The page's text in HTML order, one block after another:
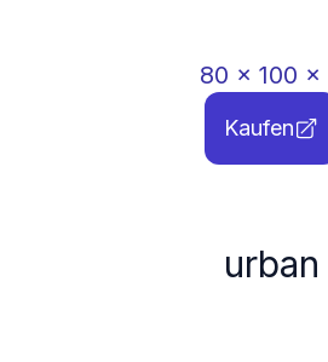
80 x 100 x
Kaufen
urban